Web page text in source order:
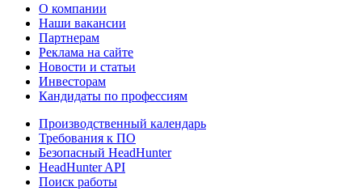
О компании
Наши вакансии
Партнерам
Реклама на сайте
Новости и статьи
Инвесторам
Кандидаты по профессиям
Производственный календарь
Требования к ПО
Безопасный HeadHunter
HeadHunter API
Поиск работы